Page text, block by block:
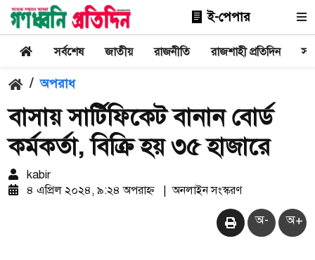
ই-পেপার
সর্বশেষ জাতীয় রাজনীতি রাজশাহী প্রতিদিন
/ অপরাধ
বাসায় সার্টিফিকেট বানান বোর্ড
কর্মকর্তা, বিক্রি হয় ৩৫ হাজারে
kabir
৪ এপ্রিল ২০২৪, ৯:২৪ অপরাহ্ন
| অনলাইন সংস্করণ
অ- অ+